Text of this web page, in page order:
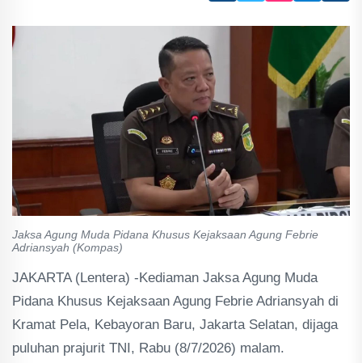
Jaksa Agung Muda Pidana Khusus Kejaksaan Agung Febrie
Adriansyah (Kompas)
JAKARTA (Lentera) -Kediaman Jaksa Agung Muda
Pidana Khusus Kejaksaan Agung Febrie Adriansyah di
Kramat Pela, Kebayoran Baru, Jakarta Selatan, dijaga
puluhan prajurit TNI, Rabu (8/7/2026) malam.